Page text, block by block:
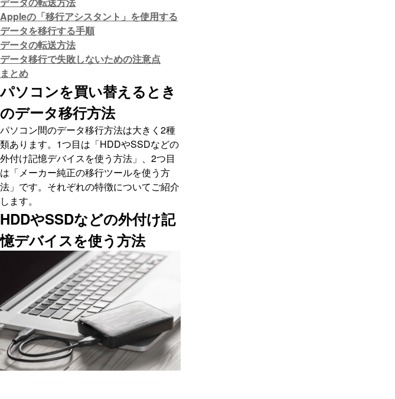
Appleの「移行アシスタント」を使用する
データを移行する手順
データの転送方法
データ移行で失敗しないための注意点
まとめ
パソコンを買い替えるとき
のデータ移行方法
パソコン間のデータ移行方法は大きく2種
類あります。1つ目は「HDDやSSDなどの
外付け記憶デバイスを使う方法」、2つ目
は「メーカー純正の移行ツールを使う方
法」です。それぞれの特徴についてご紹介
します。
HDDやSSDなどの外付け記
憶デバイスを使う方法